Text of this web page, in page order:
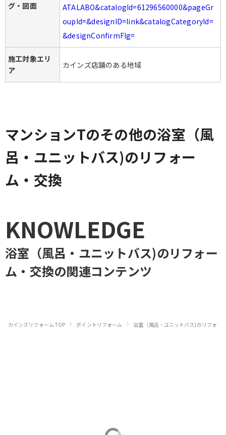
グ・図面
ATALABO&catalogId=61296560000&pageGr
oupId=&designID=link&catalogCategoryId=
&designConfirmFlg=
施工対象エリ
ア
カインズ店舗のある地域
マンションTのその他の浴室（風
呂・ユニットバス)のリフォー
ム・交換
KNOWLEDGE
浴室（風呂・ユニットバス)のリフォー
ム・交換の関連コンテンツ
カインズリフォーム TOP › ポイントリフォーム › 浴室（風呂・ユニットバス)のリフォー